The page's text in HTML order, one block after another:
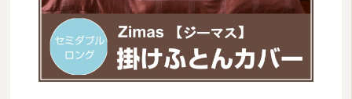
和ふとんの打ち直し・リフォーム
布団丸洗い（クリーニング）